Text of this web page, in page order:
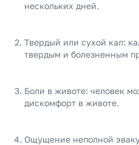
нескольких дней.
Твердый или сухой кал:
твердым и болезненным
Боли в животе: человек
дискомфорт в животе.
Ощущение неполной